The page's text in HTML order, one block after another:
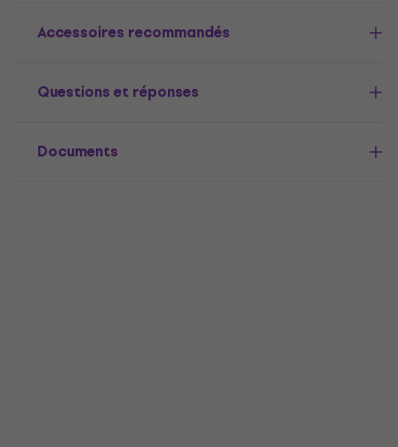
Accessoires recommandés
Questions et réponses
Documents